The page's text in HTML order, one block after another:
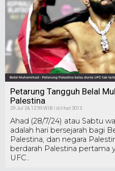
Petarung Tangguh Belal
Palestina
29 Jul 24, 12:59 WIB | dilihat 3013
Ahad (28/7/24) atau Sabtu
adalah hari bersejarah bagi
Palestina, dan negara
berdarah Palestina pertama
UFC..